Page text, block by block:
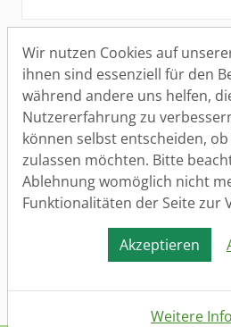
Aufnahme in den Bewerber-
Bitte nehmen Sie mich auch
Datenbank auf. Ich bin mir
die Einwilligung jederzeit
Datenschutz (*)
Ja, ich habe die
und bin damit
Wir nutzen Cookies auf
ihnen sind essenziell für den
während andere uns helfen,
Nutzererfahrung zu
können selbst entscheiden, ob
zulassen möchten. Bitte
Ablehnung womöglich nicht
Funktionalitäten der Seite zur
Akzeptieren
Weitere